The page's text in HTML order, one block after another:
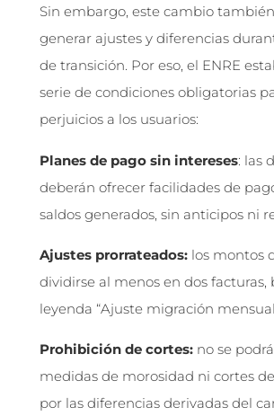
Sin embargo, este cambio
generar ajustes y diferencias
de transición. Por eso, el ENRE
serie de condiciones obligatorias
perjuicios a los usuarios:
Planes de pago sin intereses: las
deberán ofrecer facilidades de
saldos generados, sin anticipos ni
Ajustes prorrateados: los montos
dividirse al menos en dos facturas,
leyenda “Ajuste migración
Prohibición de cortes: no se
medidas de morosidad ni cortes
por las diferencias derivadas del